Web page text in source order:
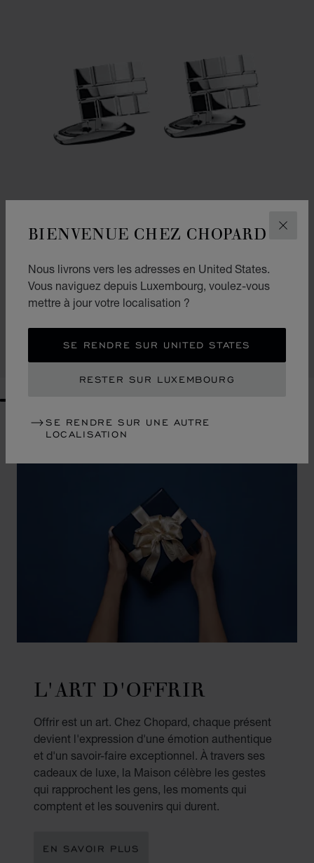
BIENVENUE CHEZ CHOPARD
Nous livrons vers les adresses en United States.
Vous naviguez depuis Luxembourg, voulez-vous
mettre à jour votre localisation ?
SE RENDRE SUR UNITED STATES
RESTER SUR LUXEMBOURG
SE RENDRE SUR UNE AUTRE
LOCALISATION
ALLER À LA DIAPOSITIVE 1
ALLER À LA
BOUTONS DE MANCHETTE ICE CUBE INCURVÉS
L'ART D'OFFRIR
Offrir est un art. Chez Chopard, chaque présent
devient l'expression d'une émotion authentique
et d'un savoir-faire exceptionnel. À travers ses
cadeaux de luxe, la Maison célèbre les gestes
qui rapprochent les gens, les moments qui
comptent et les souvenirs qui durent.
EN SAVOIR PLUS